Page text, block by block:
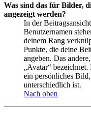
Was sind das für Bilder,
angezeigt werden?
In der
Benutzernamen
deinem Rang
Punkte, die deine
angeben. Das
„Avatar“
ein persönliches
unterschiedlich ist.
Nach oben